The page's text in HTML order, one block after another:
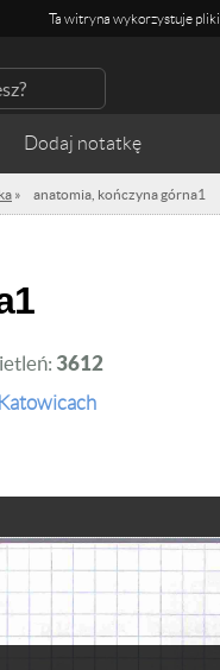
Ta witryna wykorzystuje
» anatomia, kończyna górna1
3612